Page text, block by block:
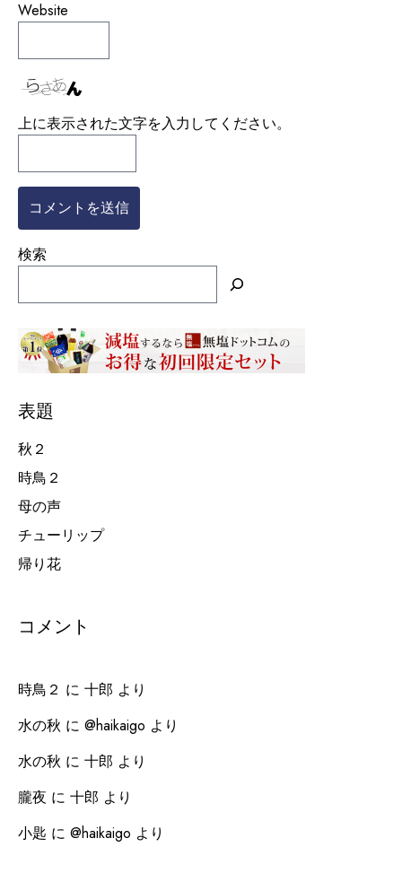
Website
上に表示された文字を入力してください。
検索
表題
秋２
時鳥２
母の声
チューリップ
帰り花
コメント
時鳥２ に 十郎 より
水の秋 に @haikaigo より
水の秋 に 十郎 より
朧夜 に 十郎 より
小匙 に @haikaigo より